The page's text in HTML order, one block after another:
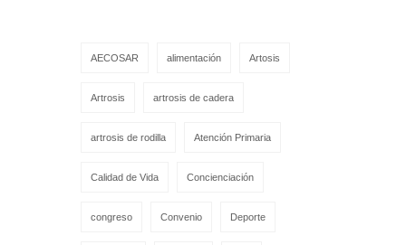
AECOSAR alimentación Artosis
Artrosis artrosis de cadera
artrosis de rodilla Atención Primaria
Calidad de Vida Concienciación
congreso Convenio Deporte